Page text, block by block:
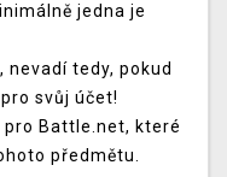
jedna je
nevadí tedy, pokud
svůj účet!
Battle.net, které
předmětu.